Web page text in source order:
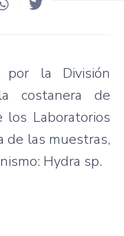
por la División
costanera de
los Laboratorios
de las muestras,
Hydra sp.